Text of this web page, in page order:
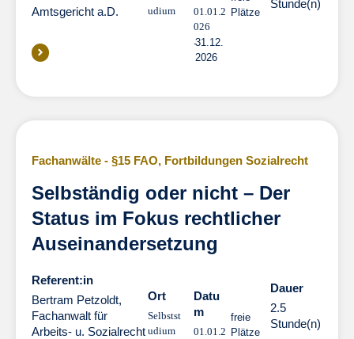
Amtsgericht a.D.
udium
01.01.2
026
31.12.
2026
Plätze
Stunde(n)
Fachanwälte - §15 FAO, Fortbildungen Sozialrecht
Selbständig oder nicht – Der
Status im Fokus rechtlicher
Auseinandersetzung
Referent:in
Bertram Petzoldt,
Fachanwalt für
Arbeits- u. Sozialrecht
Ort
Selbstst
udium
Datu
m
01.01.2
freie
Plätze
Dauer
2.5
Stunde(n)